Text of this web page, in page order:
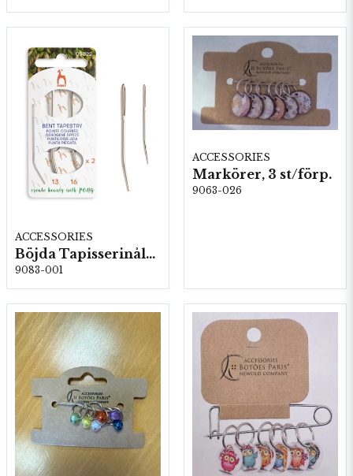
ACCESSORIES
Böjda Tapisserinålar, Stl: 13 & 16, 5 kartor/fp. (05822)
9083-001
ACCESSORIES
Markörer, 3 st/förp.
9063-026